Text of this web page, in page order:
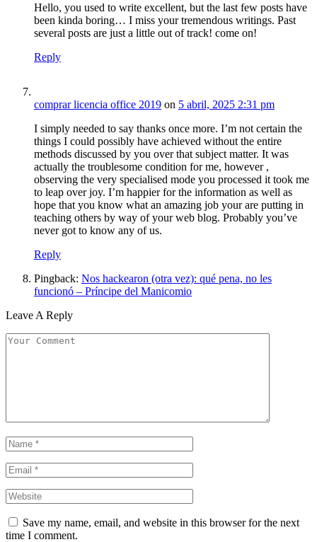
Hello, you used to write excellent, but the last few posts have
been kinda boring… I miss your tremendous writings. Past
several posts are just a little out of track! come on!
Reply
comprar licencia office 2019 on 5 abril, 2025 2:31 pm
I simply needed to say thanks once more. I’m not certain the
things I could possibly have achieved without the entire
methods discussed by you over that subject matter. It was
actually the troublesome condition for me, however ,
observing the very specialised mode you processed it took me
to leap over joy. I’m happier for the information as well as
hope that you know what an amazing job your are putting in
teaching others by way of your web blog. Probably you’ve
never got to know any of us.
Reply
Pingback: Nos hackearon (otra vez): qué pena, no les
funcionó – Príncipe del Manicomio
Leave A Reply
Save my name, email, and website in this browser for the next
time I comment.